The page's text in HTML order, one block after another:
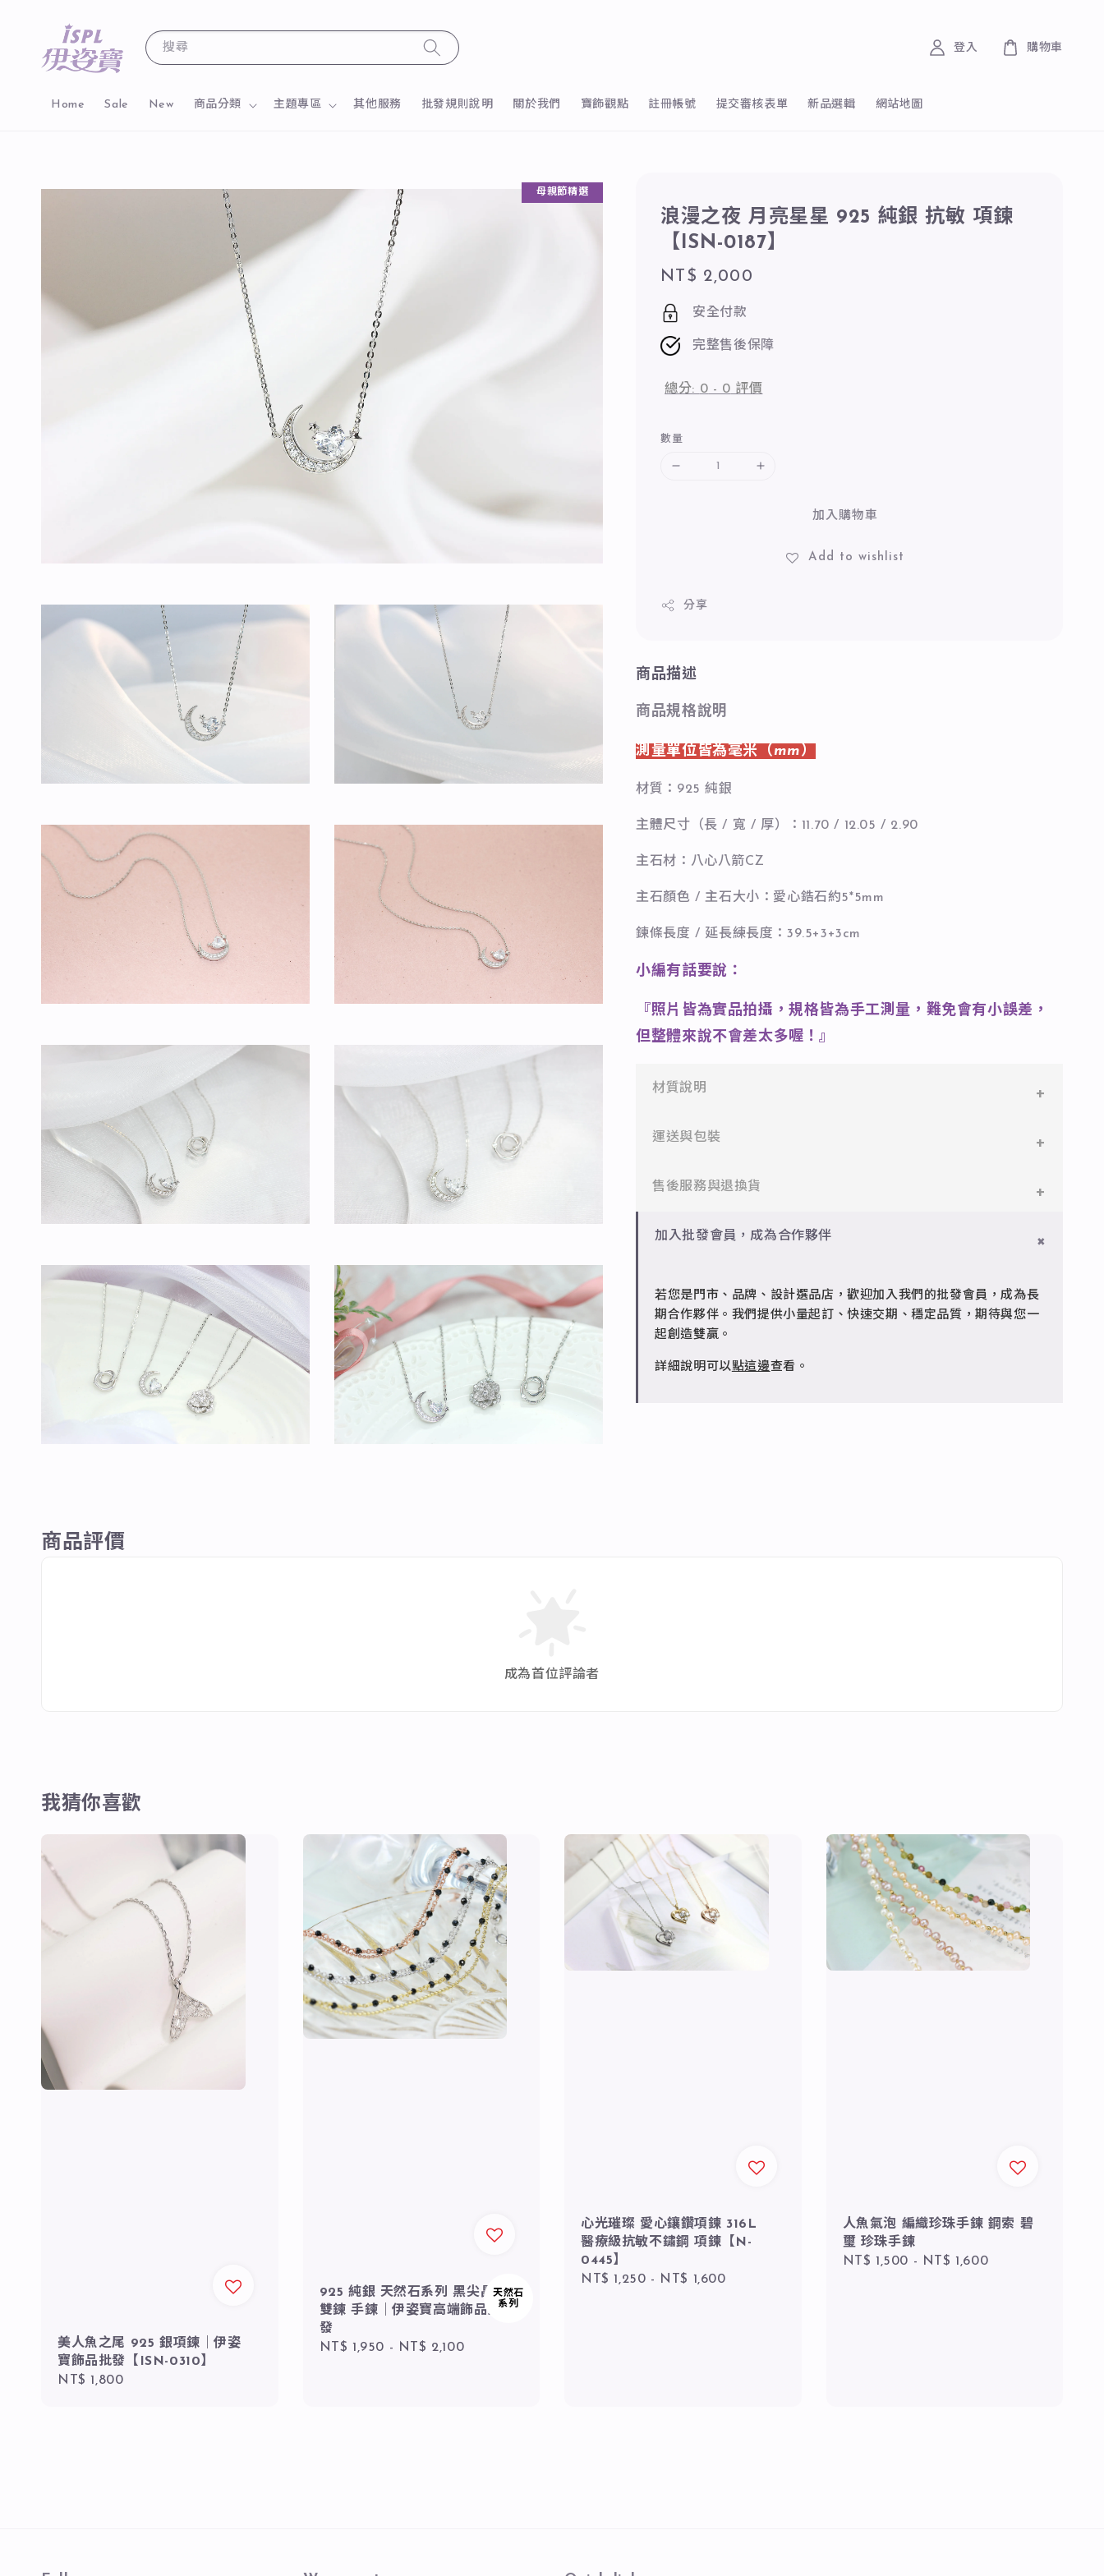
搜尋
Home Sale New 商品分類 主題專區 其他服務 批發規則說明 關於我們 寶飾觀點 註冊帳號 提交審核表單 新品選輯 網站地圖
登入 購物車
母親節精選
浪漫之夜 月亮星星 925 純銀 抗敏 項鍊
【ISN-0187】
Regular
price
NT$ 2,000
安全付款
完整售後保障
總分: 0 - 0 評價
數量
加入購物車
Add to wishlist
分享
商品描述
商品規格說明
測量單位皆為毫米（mm）
材質：925 純銀
主體尺寸（長 / 寬 / 厚）：11.70 / 12.05 / 2.90
主石材：八心八箭CZ
主石顏色 / 主石大小：愛心鋯石約5*5mm
鍊條長度 / 延長練長度：39.5+3+3cm
小編有話要說：
『照片皆為實品拍攝，規格皆為手工測量，難免會有小誤差，
但整體來說不會差太多喔！』
材質說明
✻ 316L不鏽鋼
✻ 925純銀
✻ 銅台電鍍飾品
運送與包裝
一般會員：一件即享免運與精美包裝，超商取貨或宅配皆可。
售後服務與退換貨
✻ 一般會員
加入批發會員，成為合作夥伴
若您是門市、品牌、設計選品店，歡迎加入我們的批發會員，成為長
期合作夥伴。我們提供小量起訂、快速交期、穩定品質，期待與您一
起創造雙贏。
詳細說明可以點這邊查看。
商品評價
成為首位評論者
我猜你喜歡
美人魚之尾 925 銀項鍊｜伊姿
寶飾品批發【ISN-0310】
Regular
NT$ 1,800
天然石
系列
925 純銀 天然石系列 黑尖晶石
雙鍊 手鍊｜伊姿寶高端飾品批
發
Regular
NT$ 1,950 - NT$ 2,100
心光璀璨 愛心鑲鑽項鍊 316L
醫療級抗敏不鏽鋼 項鍊【N-
0445】
Regular
NT$ 1,250 - NT$ 1,600
人魚氣泡 編織珍珠手鍊 鋼索 碧
璽 珍珠手鍊
Regular
NT$ 1,500 - NT$ 1,600